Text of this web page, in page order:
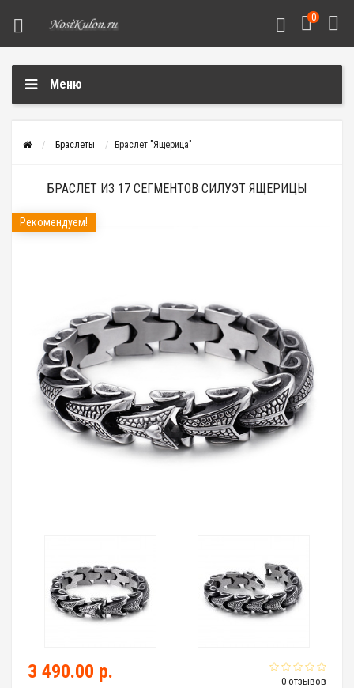
0
Меню
Браслеты Браслет "Ящерица"
БРАСЛЕТ ИЗ 17 СЕГМЕНТОВ СИЛУЭТ ЯЩЕРИЦЫ
Рекомендуем!
0 отзывов
3 490.00 р.